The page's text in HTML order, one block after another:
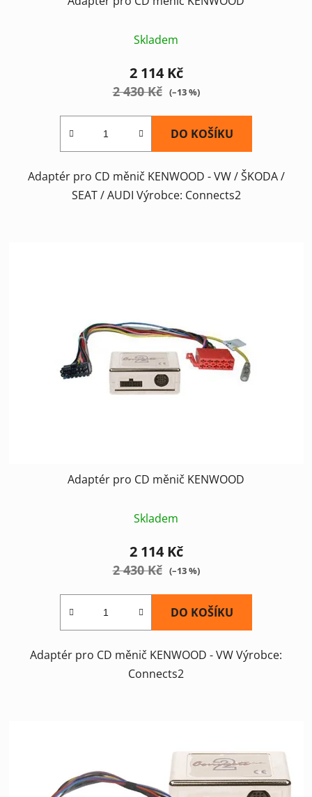
Skladem
2 114 Kč
2 430 Kč (–13 %)
DO KOŠÍKU
Adaptér pro CD měnič KENWOOD - VW / ŠKODA /
SEAT / AUDI Výrobce: Connects2
Adaptér pro CD měnič KENWOOD
Skladem
2 114 Kč
2 430 Kč (–13 %)
DO KOŠÍKU
Adaptér pro CD měnič KENWOOD - VW Výrobce:
Connects2